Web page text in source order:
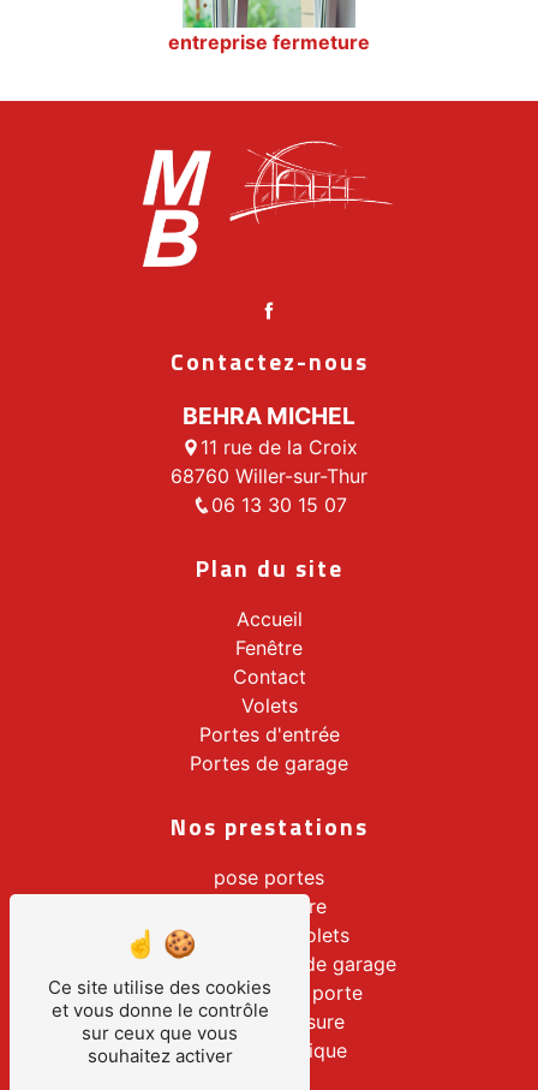
entreprise fermeture
Contactez-nous
BEHRA MICHEL
11 rue de la Croix
68760 Willer-sur-Thur
06 13 30 15 07
Plan du site
Accueil
Fenêtre
Contact
Volets
Portes d'entrée
Portes de garage
Nos prestations
pose portes
pose fenêtre
installation volets
installation porte de garage
remplacement porte
volet sur mesure
rideau métallique
Ce site utilise des cookies
et vous donne le contrôle
sur ceux que vous
souhaitez activer